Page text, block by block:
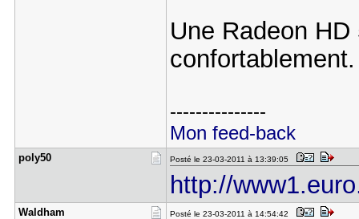
Une Radeon
confortablement.
---------------
Mon feed-back
poly50 Posté le 23-03-2011 à 13:39:05
http://
Waldham Posté le 23-03-2011 à 14:54:42